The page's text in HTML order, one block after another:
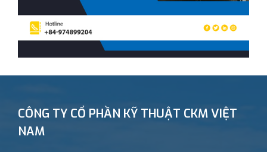
CÔNG TY CỔ PHẦN KỸ THUẬT CKM VIỆT
NAM